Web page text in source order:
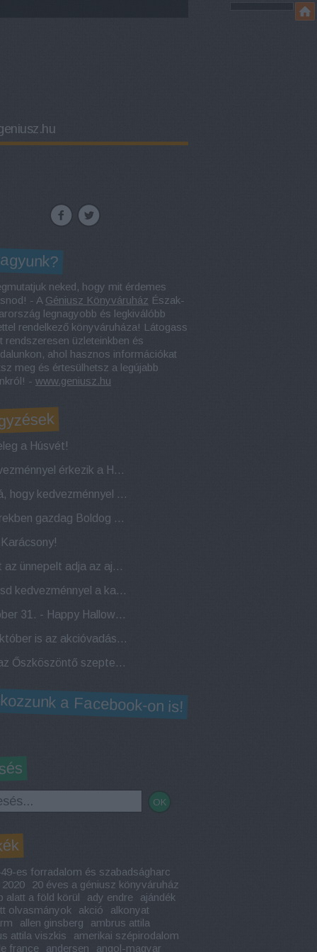
neked, hogy mit érdemes
- A Géniusz Könyváruház Észak-
legnagyobb és legkiválóbb
rendelkező könyváruháza! Látogass
rendszeresen üzleteinkben és
ahol hasznos információkat
meg és értesülhetsz a legújabb
- www.geniusz.hu
a Húsvét!
Kedvezménnyel érkezik a Húsvéti nyuszi!
Naná, hogy kedvezménnyel indítjuk az évet!
Sikerekben gazdag Boldog Új Évet kívánunk!
Most az ünnepelt adja az ajándékot! 22 éves a Géniusz Könyváruház!
Indítsd kedvezménnyel a karácsonyi készülődést!
Október 31. - Happy Halloween!
Az október is az akcióvadászattól hangos! Elstartolt az Októberi Géniusz Napok!
Jön az Őszköszöntő szeptemberi Géniusz Napok a miskolci és ózdi Géniusz Könyváruházban!
a Facebook-on is!
es forradalom és szabadságharc
2020
20 éves a géniusz könyváruház
alatt a föld körül
ady endre
ajándék
olvasmányok
akció
alkonyat
allen ginsberg
ambrus attila
attila viszkis
amerikai szépirodalom
france
andersen
angol-magyar